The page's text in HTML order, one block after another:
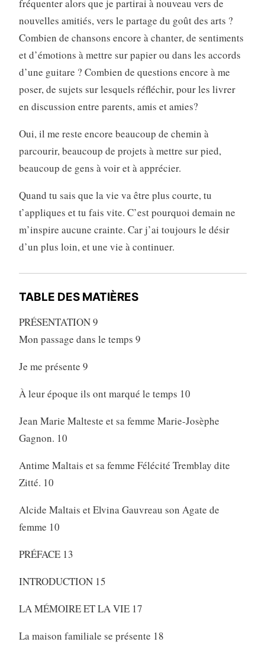
fréquenter alors que je partirai à nouveau vers de
nouvelles amitiés, vers le partage du goût des arts ?
Combien de chansons encore à chanter, de sentiments
et d’émotions à mettre sur papier ou dans les accords
d’une guitare ? Combien de questions encore à me
poser, de sujets sur lesquels réfléchir, pour les livrer
en discussion entre parents, amis et amies?
Oui, il me reste encore beaucoup de chemin à
parcourir, beaucoup de projets à mettre sur pied,
beaucoup de gens à voir et à apprécier.
Quand tu sais que la vie va être plus courte, tu
t’appliques et tu fais vite. C’est pourquoi demain ne
m’inspire aucune crainte. Car j’ai toujours le désir
d’un plus loin, et une vie à continuer.
TABLE DES MATIÈRES
PRÉSENTATION 9
Mon passage dans le temps 9
Je me présente 9
À leur époque ils ont marqué le temps 10
Jean Marie Malteste et sa femme Marie-Josèphe
Gagnon. 10
Antime Maltais et sa femme Félécité Tremblay dite
Zitté. 10
Alcide Maltais et Elvina Gauvreau son Agate de
femme 10
PRÉFACE 13
INTRODUCTION 15
LA MÉMOIRE ET LA VIE 17
La maison familiale se présente 18